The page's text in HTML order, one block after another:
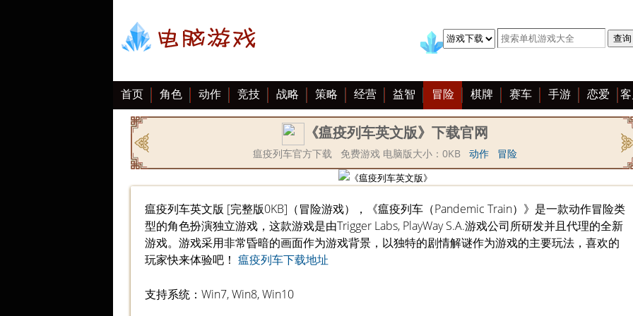
首页 角色 动作 竞技 战略 策略 经营 益智 冒险 棋牌 赛车 手游 恋爱
大全
《瘟疫列车英文版》下载官网
瘟疫列车官方下载 免费游戏 电脑版大小：0KB 动作 冒险
瘟疫列车英文版 [完整版0KB]（冒险游戏），《瘟疫列车（Pandemic Train）》是一款动作冒险类
型的角色扮演独立游戏，这款游戏是由Trigger Labs, PlayWay S.A.游戏公司所研发并且代理的全新
游戏。游戏采用非常昏暗的画面作为游戏背景，以独特的剧情解谜作为游戏的主要玩法，喜欢的
玩家快来体验吧！ 瘟疫列车下载地址
支持系统：Win7, Win8, Win10